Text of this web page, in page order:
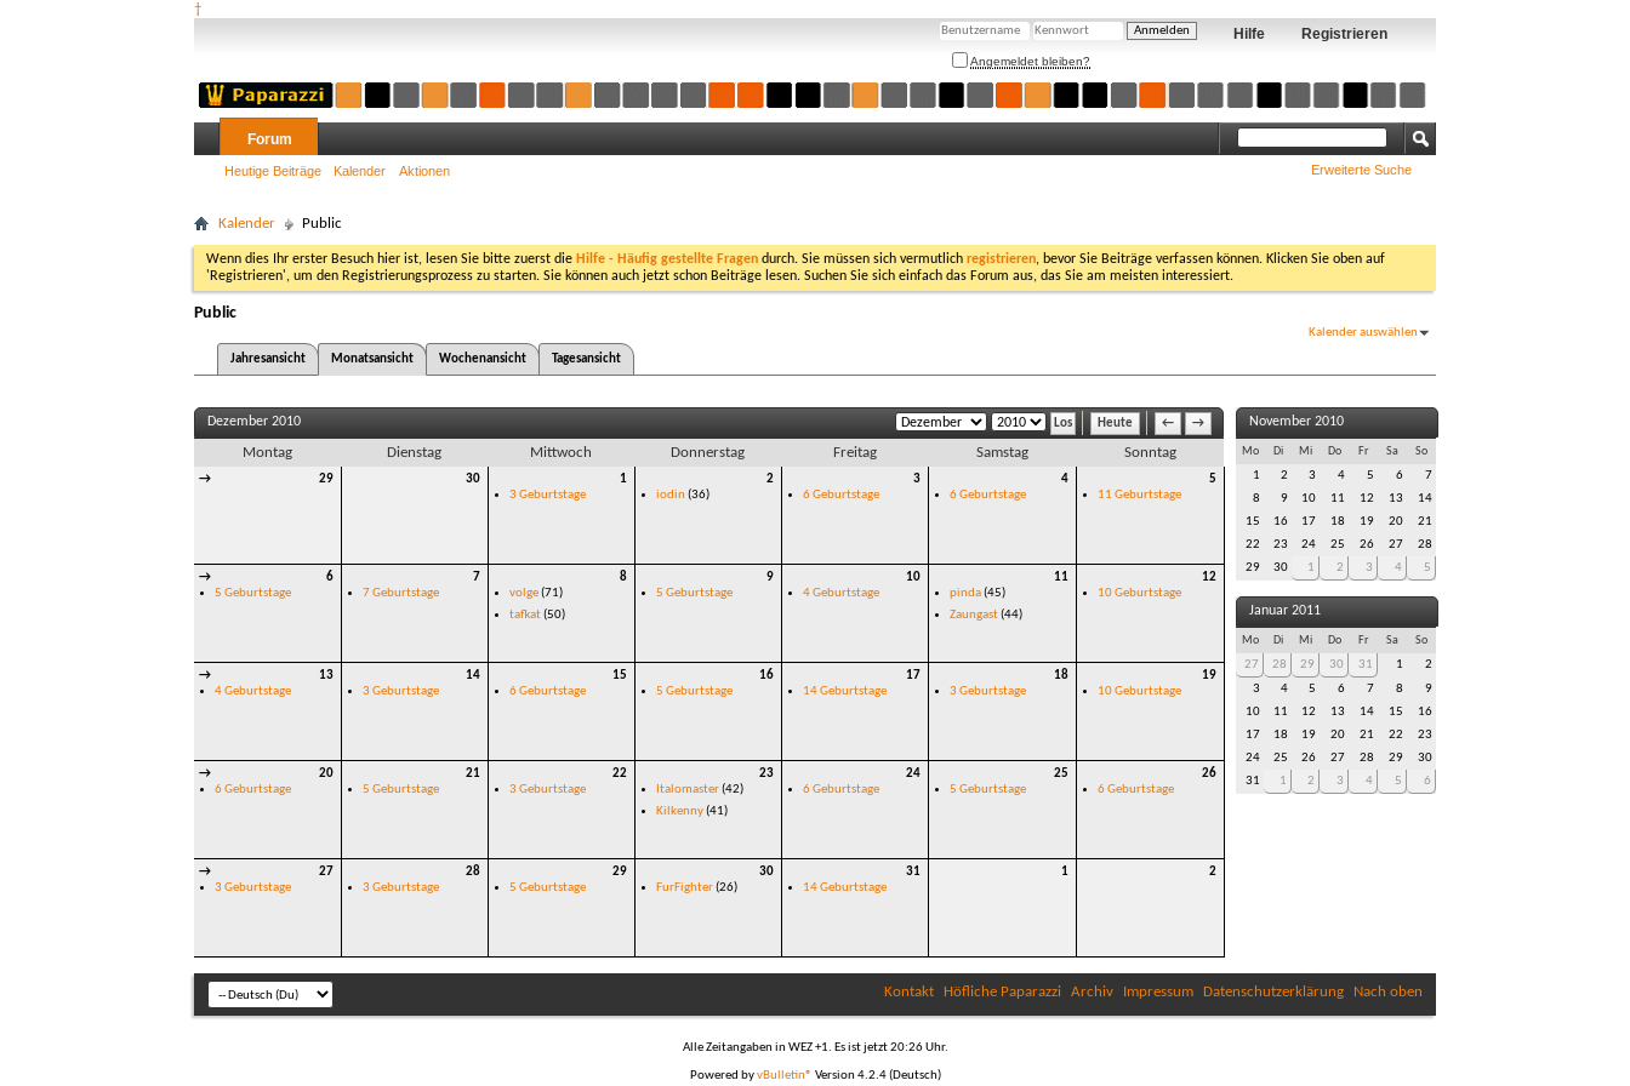
†
Registrieren
Hilfe
Angemeldet bleiben?
Forum
Heutige Beiträge Kalender Aktionen Erweiterte Suche
Kalender Public
Wenn dies Ihr erster Besuch hier ist, lesen Sie bitte zuerst die Hilfe - Häufig gestellte Fragen durch. Sie müssen sich vermutlich registrieren, bevor Sie Beiträge verfassen können. Klicken Sie oben auf
'Registrieren', um den Registrierungsprozess zu starten. Sie können auch jetzt schon Beiträge lesen. Suchen Sie sich einfach das Forum aus, das Sie am meisten interessiert.
Public
Kalender auswählen
Jahresansicht
Monatsansicht Wochenansicht Tagesansicht
Heute ← →
Dezember 2010
Montag Dienstag Mittwoch Donnerstag Freitag Samstag Sonntag
→ 29 30
1
3 Geburtstage
2
iodin(36)
3
6 Geburtstage
4
6 Geburtstage
5
11 Geburtstage
→
6
5 Geburtstage
7
7 Geburtstage
8
volge(71)
tafkat(50)
9
5 Geburtstage
10
4 Geburtstage
11
pinda(45)
Zaungast(44)
12
10 Geburtstage
→
13
4 Geburtstage
14
3 Geburtstage
15
6 Geburtstage
16
5 Geburtstage
17
14 Geburtstage
18
3 Geburtstage
19
10 Geburtstage
→
20
6 Geburtstage
21
5 Geburtstage
22
3 Geburtstage
23
Italomaster(42)
Kilkenny(41)
24
6 Geburtstage
25
5 Geburtstage
26
6 Geburtstage
→
27
3 Geburtstage
28
3 Geburtstage
29
5 Geburtstage
30
FurFighter(26)
31
14 Geburtstage
1 2
November 2010
Mo Di Mi Do Fr Sa So
1 2 3 4 5 6
7
8
9 10 11 12 13
14
15
16 17 18 19 20
21
22
23 24 25 26 27
28
29
30 1 2 3 4 5
Januar 2011
Mo Di Mi Do Fr Sa So
27 28 29 30 31 1
2
3
4 5 6 7 8
9
10
11 12 13 14 15
16
17
18 19 20 21 22
23
24
25 26 27 28 29
30
31
1 2 3 4 5 6
Kontakt Höfliche Paparazzi Archiv Impressum Datenschutzerklärung Nach oben
Alle Zeitangaben in WEZ +1. Es ist jetzt20:26Uhr.
Powered byvBulletin® Version 4.2.4 (Deutsch)